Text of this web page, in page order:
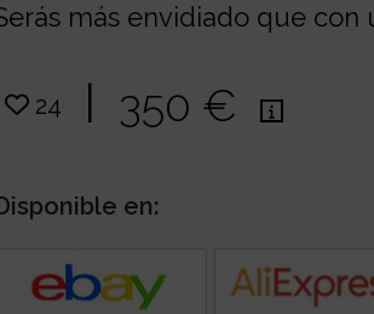
más envidiado que con
24 | 350 €
en: